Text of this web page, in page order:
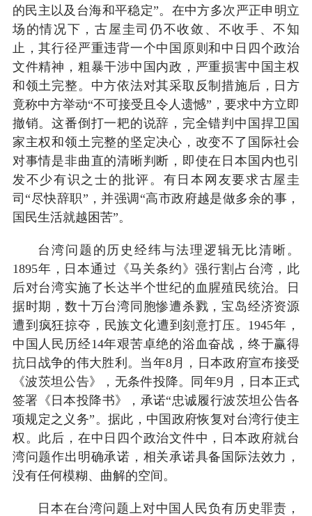
的民主以及台海和平稳定”。在中方多次严正申明立
场的情况下，古屋圭司仍不收敛、不收手、不知
止，其行径严重违背一个中国原则和中日四个政治
文件精神，粗暴干涉中国内政，严重损害中国主权
和领土完整。中方依法对其采取反制措施后，日方
竟称中方举动“不可接受且令人遗憾”，要求中方立即
撤销。这番倒打一耙的说辞，完全错判中国捍卫国
家主权和领土完整的坚定决心，改变不了国际社会
对事情是非曲直的清晰判断，即使在日本国内也引
发不少有识之士的批评。有日本网友要求古屋圭
司“尽快辞职”，并强调“高市政府越是做多余的事，
国民生活就越困苦”。
台湾问题的历史经纬与法理逻辑无比清晰。
1895年，日本通过《马关条约》强行割占台湾，此
后对台湾实施了长达半个世纪的血腥殖民统治。日
据时期，数十万台湾同胞惨遭杀戮，宝岛经济资源
遭到疯狂掠夺，民族文化遭到刻意打压。1945年，
中国人民历经14年艰苦卓绝的浴血奋战，终于赢得
抗日战争的伟大胜利。当年8月，日本政府宣布接受
《波茨坦公告》，无条件投降。同年9月，日本正式
签署《日本投降书》，承诺“忠诚履行波茨坦公告各
项规定之义务”。据此，中国政府恢复对台湾行使主
权。此后，在中日四个政治文件中，日本政府就台
湾问题作出明确承诺，相关承诺具备国际法效力，
没有任何模糊、曲解的空间。
日本在台湾问题上对中国人民负有历史罪责，